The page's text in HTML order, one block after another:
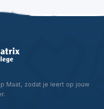
Maat, zodat je leert op jouw